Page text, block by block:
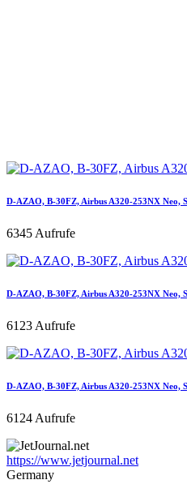
D-AZAO, B-30FZ, Airbus A320-253NX Neo,
6345 Aufrufe
D-AZAO, B-30FZ, Airbus A320-253NX Neo,
6123 Aufrufe
D-AZAO, B-30FZ, Airbus A320-253NX Neo,
6124 Aufrufe
https://www.jetjournal.net
Germany